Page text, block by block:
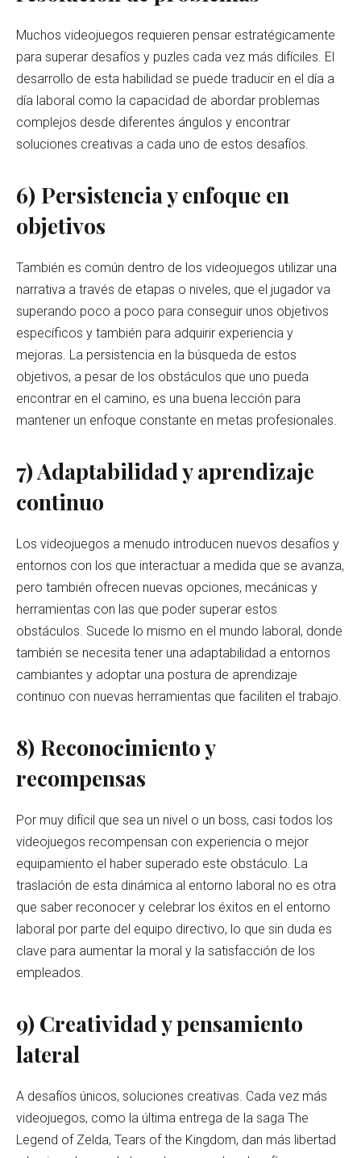
Muchos videojuegos requieren pensar estratégicamente
para superar desafíos y puzles cada vez más difíciles. El
desarrollo de esta habilidad se puede traducir en el día a
día laboral como la capacidad de abordar problemas
complejos desde diferentes ángulos y encontrar
soluciones creativas a cada uno de estos desafíos.
6) Persistencia y enfoque en
objetivos
También es común dentro de los videojuegos utilizar una
narrativa a través de etapas o niveles, que el jugador va
superando poco a poco para conseguir unos objetivos
específicos y también para adquirir experiencia y
mejoras. La persistencia en la búsqueda de estos
objetivos, a pesar de los obstáculos que uno pueda
encontrar en el camino, es una buena lección para
mantener un enfoque constante en metas profesionales.
7) Adaptabilidad y aprendizaje
continuo
Los videojuegos a menudo introducen nuevos desafíos y
entornos con los que interactuar a medida que se avanza,
pero también ofrecen nuevas opciones, mecánicas y
herramientas con las que poder superar estos
obstáculos. Sucede lo mismo en el mundo laboral, donde
también se necesita tener una adaptabilidad a entornos
cambiantes y adoptar una postura de aprendizaje
continuo con nuevas herramientas que faciliten el trabajo.
8) Reconocimiento y
recompensas
Por muy difícil que sea un nivel o un boss, casi todos los
videojuegos recompensan con experiencia o mejor
equipamiento el haber superado este obstáculo. La
traslación de esta dinámica al entorno laboral no es otra
que saber reconocer y celebrar los éxitos en el entorno
laboral por parte del equipo directivo, lo que sin duda es
clave para aumentar la moral y la satisfacción de los
empleados.
9) Creatividad y pensamiento
lateral
A desafíos únicos, soluciones creativas. Cada vez más
videojuegos, como la última entrega de la saga The
Legend of Zelda, Tears of the Kingdom, dan más libertad